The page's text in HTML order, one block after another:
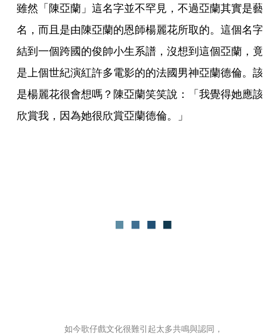
雖然「陳亞蘭」這名字並不罕見，不過亞蘭其實是藝
名，而且是由陳亞蘭的恩師楊麗花所取的。這個名字
結到一個跨國的俊帥小生系譜，沒想到這個亞蘭，竟
是上個世紀演紅許多電影的的法國男神亞蘭德倫。該
是楊麗花很會想嗎？陳亞蘭笑笑說：「我覺得她應該
欣賞我，因為她很欣賞亞蘭德倫。」
如今歌仔戲文化很難引起太多共鳴與認同，